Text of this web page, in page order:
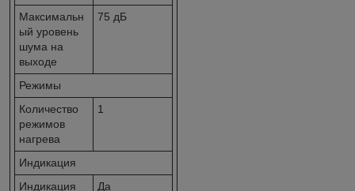
Максимальн
ый уровень
шума на
выходе
75 дБ
Режимы
Количество
режимов
нагрева
1
Индикация
Индикация
Да